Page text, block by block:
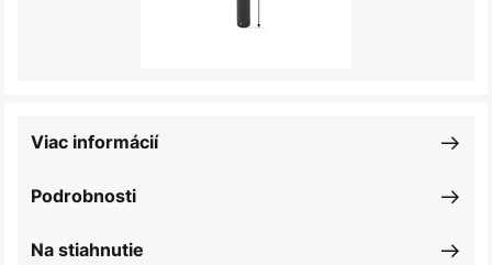
Podrobnosti
Viac informácií
Na stiahnutie